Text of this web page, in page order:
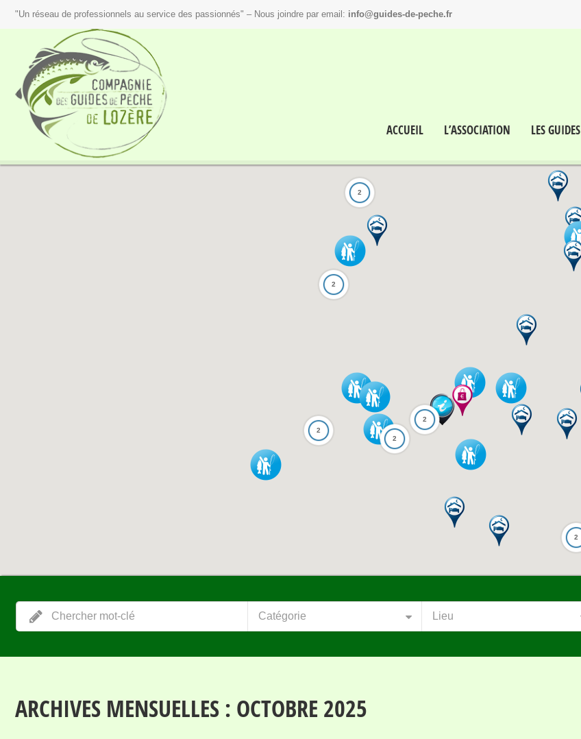
"Un réseau de professionnels au service des passionnés" – Nous joindre par email: info@guides-de-peche.fr
ACCUEIL L’ASSOCIATION LES GUIDES
2
2
2
2
2
2
Catégorie Lieu
ARCHIVES MENSUELLES : OCTOBRE 2025